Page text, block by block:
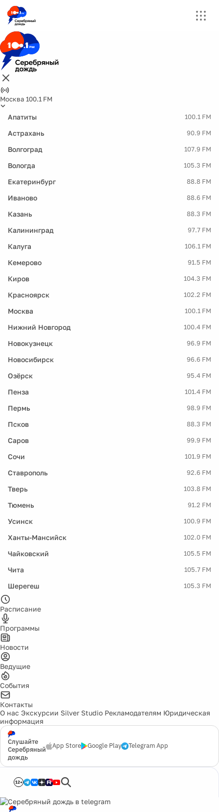
Москва 100.1 FM
Апатиты 100.1 FM
Астрахань 90.9 FM
Волгоград 107.9 FM
Вологда 105.3 FM
Екатеринбург 88.8 FM
Иваново 88.6 FM
Казань 88.3 FM
Калининград 97.7 FM
Калуга 106.1 FM
Кемерово 91.5 FM
Киров 104.3 FM
Красноярск 102.2 FM
Москва 100.1 FM
Нижний Новгород 100.4 FM
Новокузнецк 96.9 FM
Новосибирск 96.6 FM
Озёрск 95.4 FM
Пенза 101.4 FM
Пермь 98.9 FM
Псков 88.3 FM
Саров 99.9 FM
Сочи 101.9 FM
Ставрополь 92.6 FM
Тверь 103.8 FM
Тюмень 91.2 FM
Усинск 100.9 FM
Ханты-Мансийск 102.0 FM
Чайковский 105.5 FM
Чита 105.7 FM
Шерегеш 105.3 FM
Расписание
Программы
Новости
Ведущие
События
Контакты
О нас Экскурсии Silver Studio Рекламодателям Юридическая
информация
Слушайте
Серебряный
дождь
App Store Google Play Telegram App
12+